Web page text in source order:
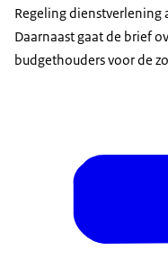
Regeling dienstverlening
Daarnaast gaat de brief
budgethouders voor de